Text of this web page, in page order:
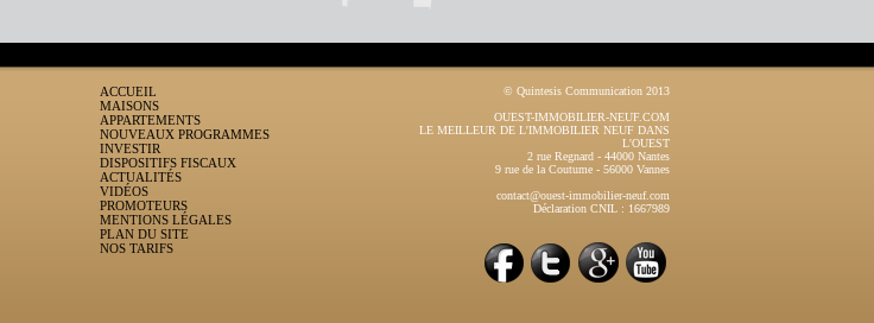
ACCUEIL
MAISONS
APPARTEMENTS
NOUVEAUX PROGRAMMES
INVESTIR
DISPOSITIFS FISCAUX
ACTUALITÉS
VIDÉOS
PROMOTEURS
MENTIONS LÉGALES
PLAN DU SITE
NOS TARIFS
© Quintesis Communication 2013
OUEST-IMMOBILIER-NEUF.COM
LE MEILLEUR DE L'IMMOBILIER NEUF DANS
L'OUEST
2 rue Regnard - 44000 Nantes
9 rue de la Coutume - 56000 Vannes
contact@ouest-immobilier-neuf.com
Déclaration CNIL : 1667989